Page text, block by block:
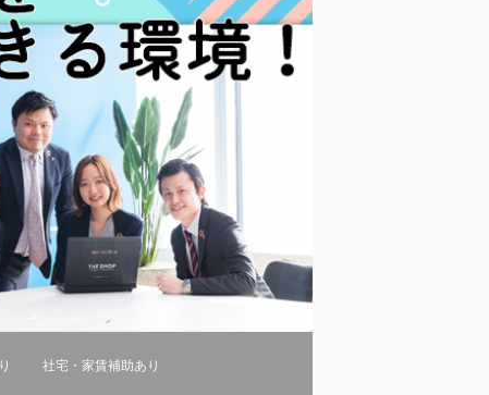
社宅・家賃補助あり